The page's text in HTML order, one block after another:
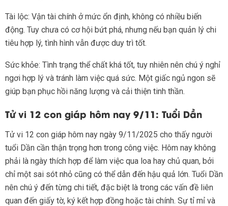
Tài lộc: Vận tài chính ở mức ổn định, không có nhiều biến
động. Tuy chưa có cơ hội bứt phá, nhưng nếu bạn quản lý chi
tiêu hợp lý, tình hình vẫn được duy trì tốt.
Sức khỏe: Tình trạng thể chất khá tốt, tuy nhiên nên chú ý nghỉ
ngơi hợp lý và tránh làm việc quá sức. Một giấc ngủ ngon sẽ
giúp bạn phục hồi năng lượng và cải thiện tinh thần.
Tử vi 12 con giáp hôm nay 9/11: Tuổi Dần
Tử vi 12 con giáp hôm nay ngày 9/11/2025 cho thấy người
tuổi Dần cần thận trọng hơn trong công việc. Hôm nay không
phải là ngày thích hợp để làm việc qua loa hay chủ quan, bởi
chỉ một sai sót nhỏ cũng có thể dẫn đến hậu quả lớn. Tuổi Dần
nên chú ý đến từng chi tiết, đặc biệt là trong các vấn đề liên
quan đến giấy tờ, ký kết hợp đồng hoặc tài chính. Sự tỉ mỉ và